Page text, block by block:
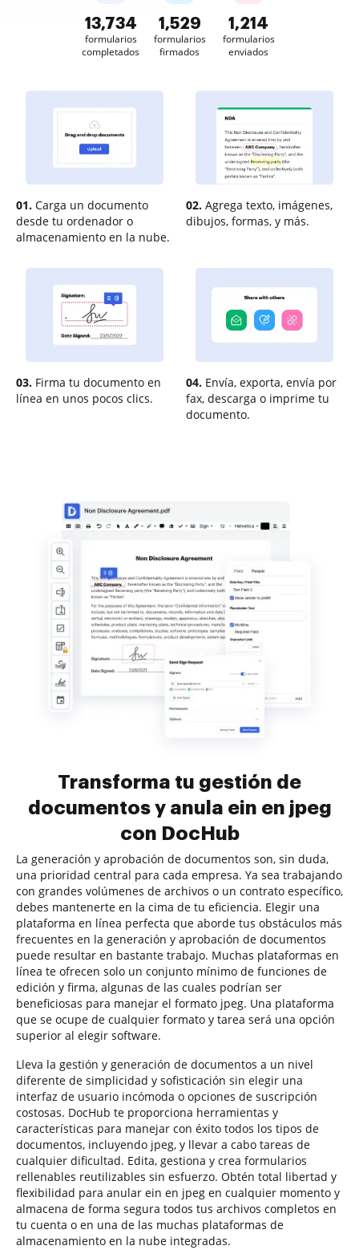
13,735
formularios
completados
1,529
formularios
firmados
1,214
formularios
enviados
01. Carga un documento
desde tu ordenador o
almacenamiento en la nube.
02. Agrega texto, imágenes,
dibujos, formas, y más.
03. Firma tu documento en
línea en unos pocos clics.
04. Envía, exporta, envía por
fax, descarga o imprime tu
documento.
Transforma tu gestión de
documentos y anula ein en jpeg
con DocHub
La generación y aprobación de documentos son, sin duda,
una prioridad central para cada empresa. Ya sea trabajando
con grandes volúmenes de archivos o un contrato específico,
debes mantenerte en la cima de tu eficiencia. Elegir una
plataforma en línea perfecta que aborde tus obstáculos más
frecuentes en la generación y aprobación de documentos
puede resultar en bastante trabajo. Muchas plataformas en
línea te ofrecen solo un conjunto mínimo de funciones de
edición y firma, algunas de las cuales podrían ser
beneficiosas para manejar el formato jpeg. Una plataforma
que se ocupe de cualquier formato y tarea será una opción
superior al elegir software.
Lleva la gestión y generación de documentos a un nivel
diferente de simplicidad y sofisticación sin elegir una
interfaz de usuario incómoda o opciones de suscripción
costosas. DocHub te proporciona herramientas y
características para manejar con éxito todos los tipos de
documentos, incluyendo jpeg, y llevar a cabo tareas de
cualquier dificultad. Edita, gestiona y crea formularios
rellenables reutilizables sin esfuerzo. Obtén total libertad y
flexibilidad para anular ein en jpeg en cualquier momento y
almacena de forma segura todos tus archivos completos en
tu cuenta o en una de las muchas plataformas de
almacenamiento en la nube integradas.